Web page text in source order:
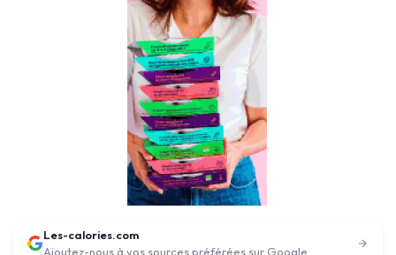
Les-calories.com
Ajoutez-nous à vos sources préférées sur Google